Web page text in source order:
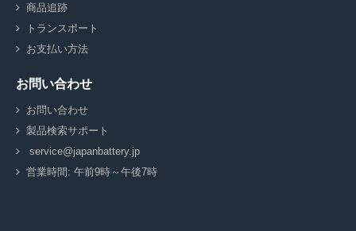
商品追跡
トランスポート
お支払い方法
お問い合わせ
お問い合わせ
製品検索サポート
service@japanbattery.jp
営業時間: 午前9時～午後7時